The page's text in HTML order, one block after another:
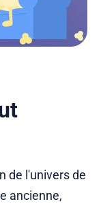
de l'univers de
ancienne,